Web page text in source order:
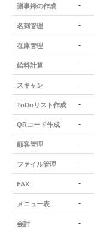
議事録の作成 -
名刺管理 -
在庫管理 -
給料計算 -
スキャン -
ToDoリスト作成 -
QRコード作成 -
顧客管理 -
ファイル管理 -
FAX -
メニュー表 -
会計 -